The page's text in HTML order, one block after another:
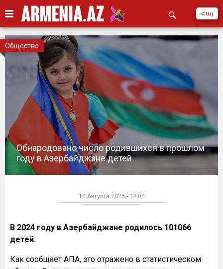
Հայ
Обнародовано число родившихся в прошлом
году в Азербайджане детей
Общество
14 Августа 2025 - 12:04
В 2024 году в Азербайджане родилось 101066
детей.
Как сообщает АПА, это отражено в статистическом